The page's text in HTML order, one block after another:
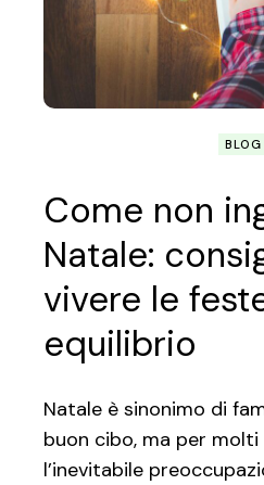
BLOG
Come non
Natale:
vivere le
equilibrio
Natale è sinonimo di
buon cibo, ma per
l’inevitabile